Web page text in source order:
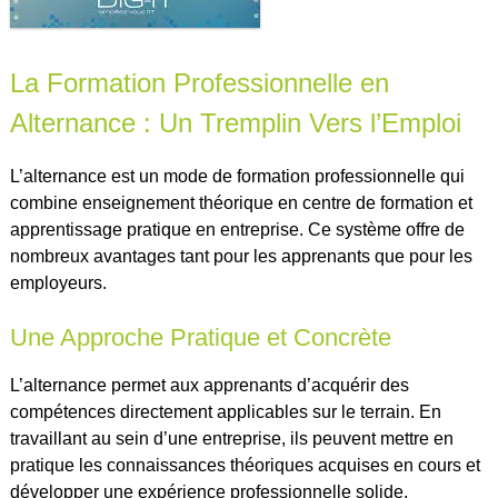
La Formation Professionnelle en
Alternance : Un Tremplin Vers l’Emploi
L’alternance est un mode de formation professionnelle qui
combine enseignement théorique en centre de formation et
apprentissage pratique en entreprise. Ce système offre de
nombreux avantages tant pour les apprenants que pour les
employeurs.
Une Approche Pratique et Concrète
L’alternance permet aux apprenants d’acquérir des
compétences directement applicables sur le terrain. En
travaillant au sein d’une entreprise, ils peuvent mettre en
pratique les connaissances théoriques acquises en cours et
développer une expérience professionnelle solide.